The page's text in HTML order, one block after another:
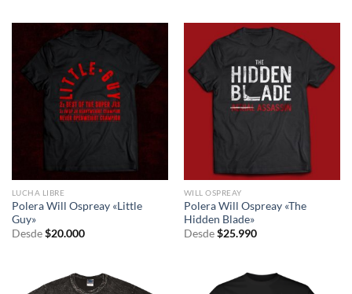
LUCHA LIBRE
Polera Will Ospreay «Little
Guy»
Desde $20.000
WILL OSPREAY
Polera Will Ospreay «The
Hidden Blade»
Desde $25.990